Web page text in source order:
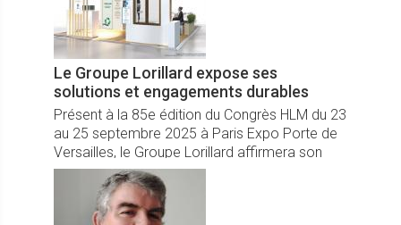
Le Groupe Lorillard expose ses
solutions et engagements durables
Présent à la 85e édition du Congrès HLM du 23
au 25 septembre 2025 à Paris Expo Porte de
Versailles, le Groupe Lorillard affirmera son
engagement environnemental autour de ses
marques expertes.